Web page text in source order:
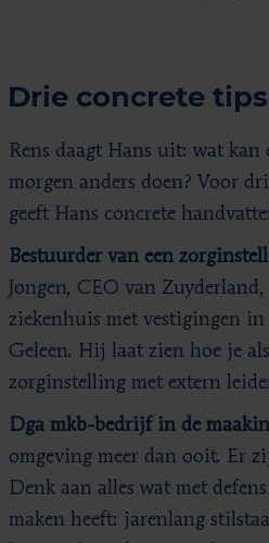
Drie concrete tips
Rens daagt Hans uit: wat kan
morgen anders doen? Voor
geeft Hans concrete
Bestuurder van een
Jongen, CEO van
ziekenhuis met vestigingen
Geleen. Hij laat zien hoe je
zorginstelling met extern
Dga mkb-bedrijf in de
omgeving meer dan ooit. Er
Denk aan alles wat met
maken heeft: jarenlang